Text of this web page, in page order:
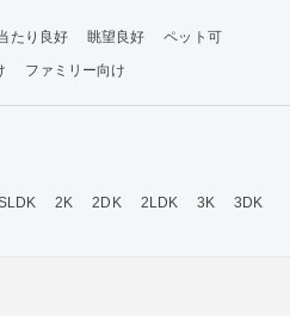
たり良好 眺望良好
ペット可
ファミリー向け
2K 2DK 2LDK 3K
3DK